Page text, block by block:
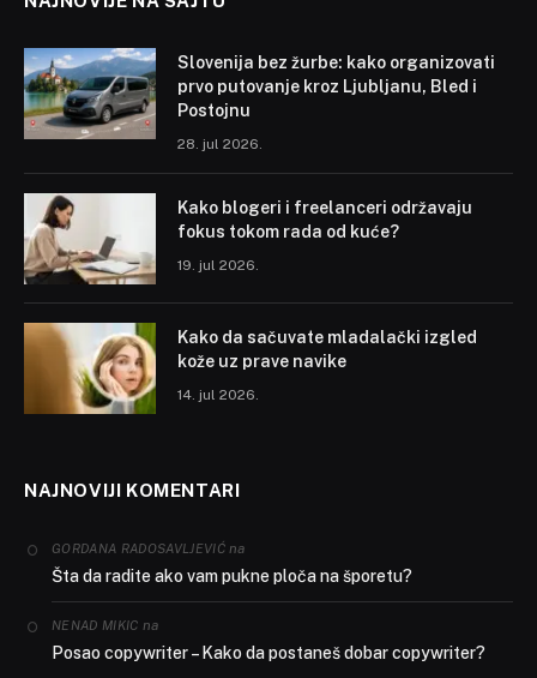
Slovenija bez žurbe: kako organizovati
prvo putovanje kroz Ljubljanu, Bled i
Postojnu
28. jul 2026.
Kako blogeri i freelanceri održavaju
fokus tokom rada od kuće?
19. jul 2026.
Kako da sačuvate mladalački izgled
kože uz prave navike
14. jul 2026.
NAJNOVIJI KOMENTARI
GORDANA RADOSAVLJEVIĆna
Šta da radite ako vam pukne ploča na šporetu?
NENAD MIKIC na
Posao copywriter – Kako da postaneš dobar copywriter?